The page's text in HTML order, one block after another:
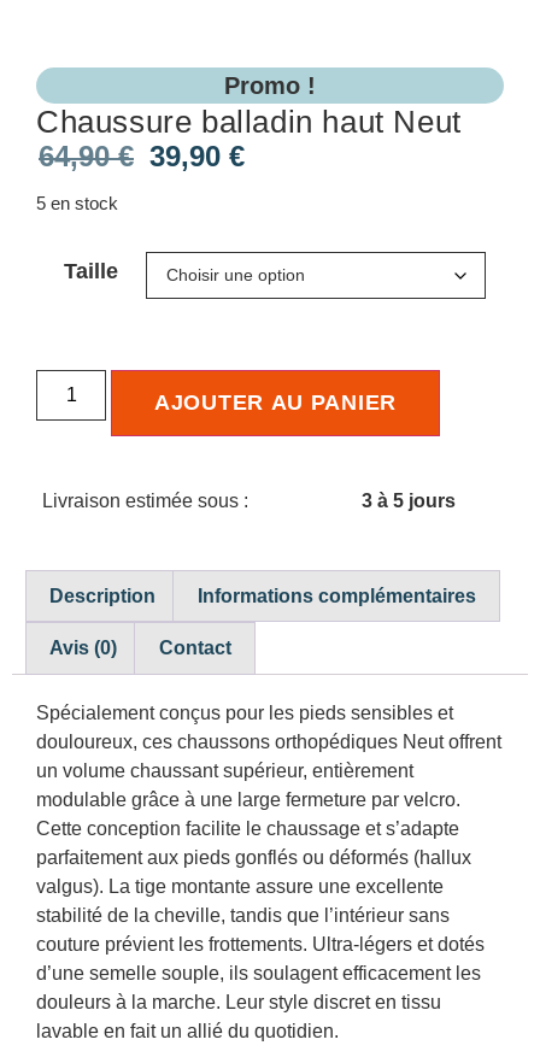
Chaussure balladin haut Neut
Promo !
64,90€ 39,90 €
5 en stock
Taille
AJOUTER AU PANIER
Livraison estimée sous : 3 à 5 jours
Description Informations complémentaires
Avis (0) Contact
Spécialement conçus pour les pieds sensibles et
douloureux, ces chaussons orthopédiques Neut offrent
un volume chaussant supérieur, entièrement
modulable grâce à une large fermeture par velcro.
Cette conception facilite le chaussage et s’adapte
parfaitement aux pieds gonflés ou déformés (hallux
valgus). La tige montante assure une excellente
stabilité de la cheville, tandis que l’intérieur sans
couture prévient les frottements. Ultra-légers et dotés
d’une semelle souple, ils soulagent efficacement les
douleurs à la marche. Leur style discret en tissu
lavable en fait un allié du quotidien.